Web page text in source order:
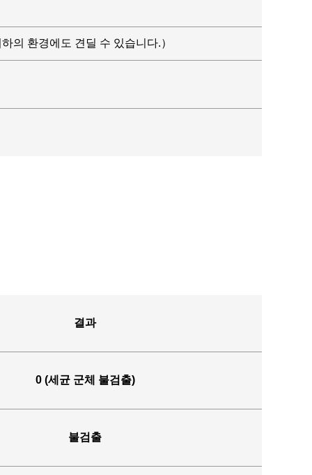
의 환경에도 견딜 수 있습니다.）
결과
0 (세균 군체 불검출)
불검출